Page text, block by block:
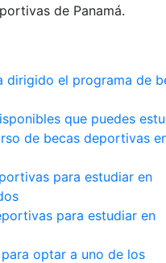
de Panamá.
dirigido el programa de
que puedes
de becas deportivas
para estudiar en
para estudiar en
optar a uno de los